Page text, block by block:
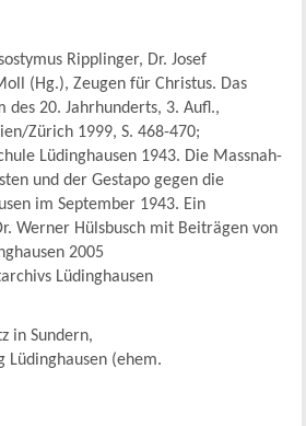
Ripplinger, Dr. Josef
(Hg.), Zeugen für Christus. Das
20. Jahrhunderts, 3. Aufl.,
Zürich 1999, S. 468-470;
Lüdinghausen 1943. Die Massnah-
und der Gestapo gegen die
im September 1943. Ein
Werner Hülsbusch mit Beiträgen von
2005
Lüdinghausen
in Sundern,
Lüdinghausen (ehem.